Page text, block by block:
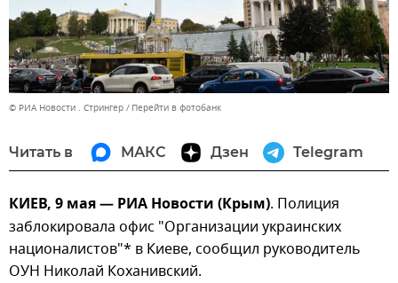
© РИА Новости . Стрингер Перейти в фотобанк
Читать в МАКС Дзен Telegram
КИЕВ, 9 мая — РИА Новости (Крым). Полиция
заблокировала офис "Организации украинских
националистов"* в Киеве, сообщил руководитель
ОУН Николай Коханивский.